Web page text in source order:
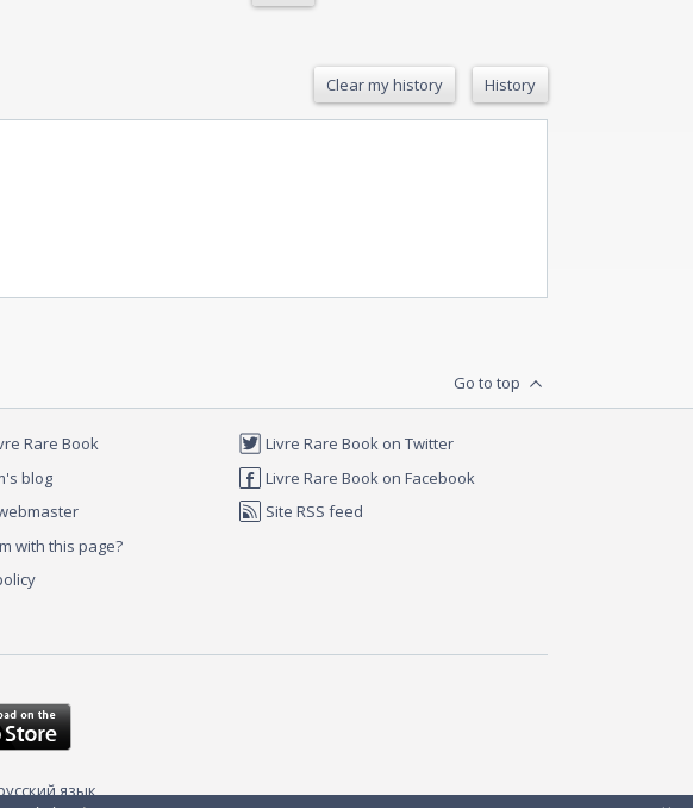
Clear my history History
Go to top
Rare Book
blog
with this page?
Livre Rare Book on Twitter
Livre Rare Book on Facebook
Site RSS feed
язык